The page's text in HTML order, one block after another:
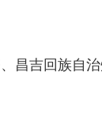
吉回族自